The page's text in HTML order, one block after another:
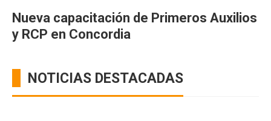
Nueva capacitación de Primeros Auxilios
y RCP en Concordia
NOTICIAS DESTACADAS